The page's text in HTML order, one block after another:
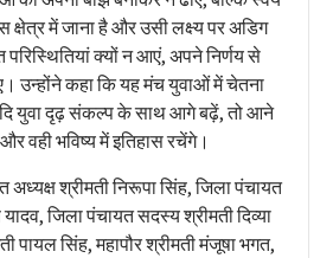
क्षेत्र में जाना है और उसी लक्ष्य पर अडिग
परिस्थितियां क्यों न आएं, अपने निर्णय से
उन्होंने कहा कि यह मंच युवाओं में चेतना
युवा दृढ़ संकल्प के साथ आगे बढ़ें, तो आने
वही भविष्य में इतिहास रचेंगे।
अध्यक्ष श्रीमती निरूपा सिंह, जिला पंचायत
यादव, जिला पंचायत सदस्य श्रीमती दिव्या
पायल सिंह, महापौर श्रीमती मंजूषा भगत,